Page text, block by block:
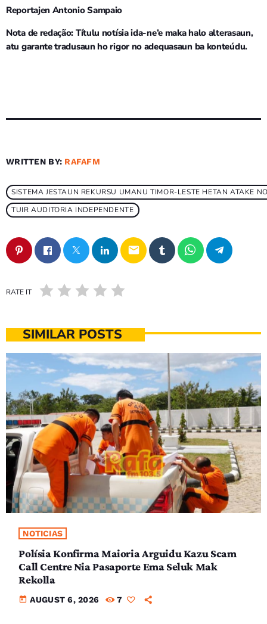
Reportajen Antonio Sampaio
Nota de redação: Títulu notísia ida-ne’e maka halo alterasaun,
atu garante tradusaun ho rigor no adequasaun ba konteúdu.
WRITTEN BY: RAFAFM
SISTEMA JESTAUN REKURSU UMANU TIMOR-LESTE HETAN ATAKE
TUIR AUDITORIA INDEPENDENTE
email
RATE IT
SIMILAR POSTS
NOTICIAS
Polísia Konfirma Maioria Arguidu Kazu Scam
Call Centre Nia Pasaporte Ema Seluk Mak
Rekolla
today AUGUST 6, 2026 7